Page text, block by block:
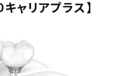
ャリアプラス】